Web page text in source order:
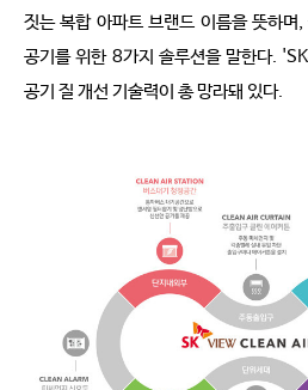
짓는 복합 아파트 브랜드 이름을 뜻하
공기를 위한 8가지 솔루션을 말한다.
공기 질 개선 기술력이 총 망라돼 있다.